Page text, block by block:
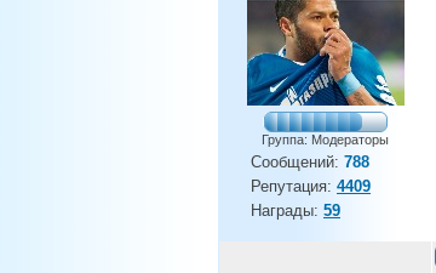
Группа: Модераторы
Сообщений: 788
Репутация: 4409
Награды: 59